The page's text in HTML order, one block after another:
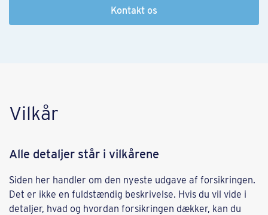
Kontakt os
Vilkår
Alle detaljer står i vilkårene
Siden her handler om den nyeste udgave af forsikringen.
Det er ikke en fuldstændig beskrivelse. Hvis du vil vide i
detaljer, hvad og hvordan forsikringen dækker, kan du